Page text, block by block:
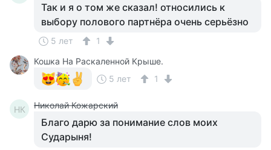
Так и я о том же сказал! относились к
выбору полового партнёра очень серьёзно
5 лет
1
Кошка На Раскаленной Крыше.
5 лет
1
НК Николай Кожарский
Благо дарю за понимание слов моих
Сударыня!